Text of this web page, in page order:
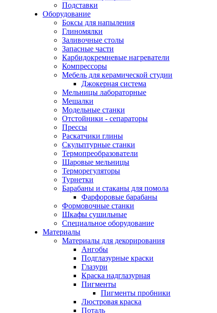
Подставки
Оборудование
Боксы для напыления
Глиномялки
Заливочные столы
Запасные части
Карбидокремневые нагреватели
Компрессоры
Мебель для керамической студии
Джокерная система
Мельницы лабораторные
Мешалки
Модельные станки
Отстойники - сепараторы
Прессы
Раскатчики глины
Скульптурные станки
Термопреобразователи
Шаровые мельницы
Терморегуляторы
Турнетки
Барабаны и стаканы для помола
Фарфоровые барабаны
Формовочные станки
Шкафы сушильные
Специальное оборудование
Материалы
Материалы для декорирования
Ангобы
Подглазурные краски
Глазури
Краска надглазурная
Пигменты
Пигменты пробники
Люстровая краска
Поталь